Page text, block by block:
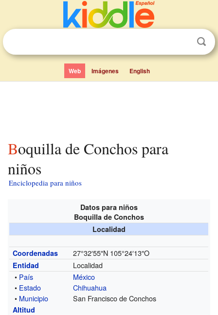
Web Imágenes English
Boquilla de Conchos para
niños
Enciclopedia para niños
Datos para niños
Boquilla de Conchos
Localidad
Coordenadas 27°32′55″N 105°24′13″O
Entidad
Localidad
• País
México
• Estado
Chihuahua
• Municipio San Francisco de Conchos
Altitud